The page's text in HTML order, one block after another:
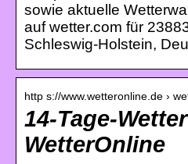
sowie aktuelle
auf wetter.com für
Schleswig-Holstein,
http s://www.wetteronline.de ›
14-Tage-
WetterOnline